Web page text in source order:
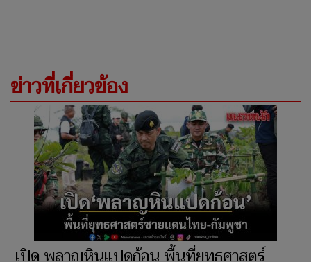
ข่าวที่เกี่ยวข้อง
เปิด พลาญหินแปดก้อน พื้นที่ยุทธศาสตร์